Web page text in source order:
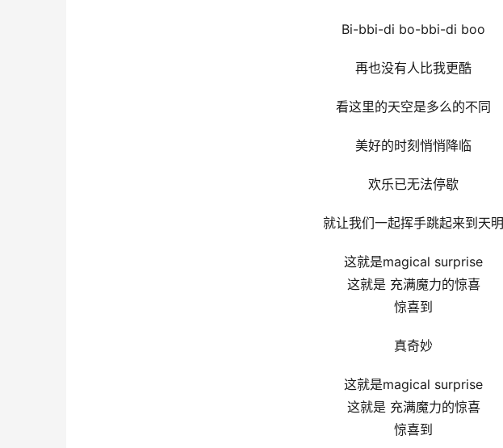
Bi-bbi-di bo-bbi-di boo
再也没有人比我更酷
看这里的天空是多么的不同
美好的时刻悄悄降临
欢乐已无法停歇
就让我们一起挥手跳起来到天明
这就是magical surprise
这就是 充满魔力的惊喜
惊喜到
真奇妙
这就是magical surprise
这就是 充满魔力的惊喜
惊喜到